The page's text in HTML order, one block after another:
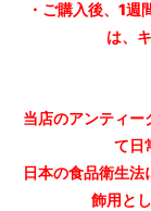
・ご購入後、1
は、
当店のアンティー
て日
日本の食品衛生
飾用と